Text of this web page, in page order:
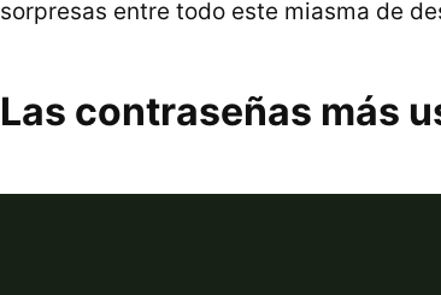
sorpresas entre todo este miasma de
Las contraseñas más